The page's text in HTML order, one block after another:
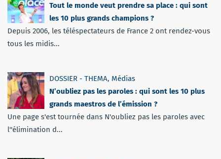
Tout le monde veut prendre sa place : qui sont
les 10 plus grands champions ?
Depuis 2006, les téléspectateurs de France 2 ont rendez-vous
tous les midis...
DOSSIER - THEMA, Médias
N’oubliez pas les paroles : qui sont les 10 plus
grands maestros de l’émission ?
Une page s'est tournée dans N'oubliez pas les paroles avec
l''élimination d...